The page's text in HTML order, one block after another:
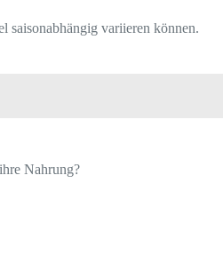
saisonabhängig variieren können.
Nahrung?